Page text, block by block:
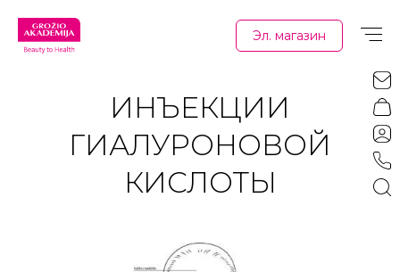
Эл. магазин
ИНЪЕКЦИИ
ГИАЛУРОНОВОЙ
КИСЛОТЫ